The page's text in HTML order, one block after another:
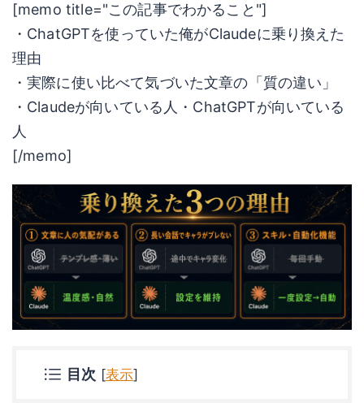
[memo title="この記事でわかること"]
・ChatGPTを使っていた俺がClaudeに乗り換えた
理由
・実際に使い比べて気づいた文章の「質の違い」
・Claudeが向いている人・ChatGPTが向いている
人
[/memo]
目次 [表示]